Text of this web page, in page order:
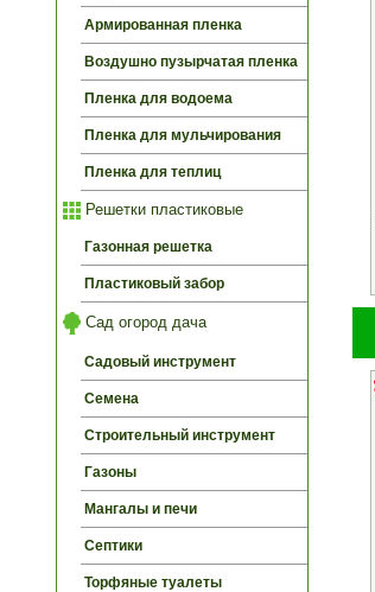
Армированная пленка
Воздушно пузырчатая пленка
Пленка для водоема
Пленка для мульчирования
Пленка для теплиц
Решетки пластиковые
Газонная решетка
Пластиковый забор
Сад огород дача
Садовый инструмент
Семена
Строительный инструмент
Газоны
Мангалы и печи
Септики
Торфяные туалеты